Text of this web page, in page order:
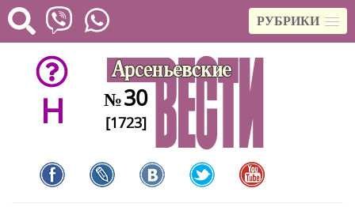
РУБРИКИ
H №30
[1723]